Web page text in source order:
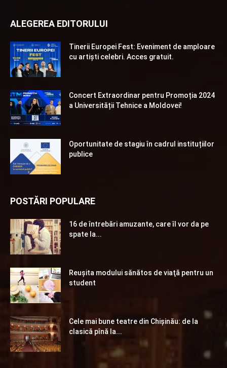
ALEGEREA EDITORULUI
Tinerii Europei Fest: Eveniment de amploare
cu artiști celebri. Acces gratuit.
Concert Extraordinar pentru Promoția 2024
a Universității Tehnice a Moldovei!
Oportunitate de stagiu în cadrul instituțiilor
publice
POSTĂRI POPULARE
16 de întrebări amuzante, care îl vor da pe
spate la...
Reuşita modului sănătos de viaţă pentru un
student
Cele mai bune teatre din Chişinău: de la
clasică pînă la...